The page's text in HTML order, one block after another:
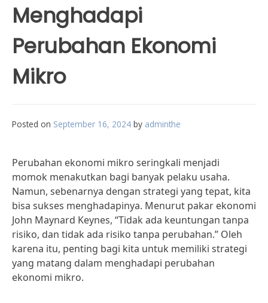
Menghadapi
Perubahan Ekonomi
Mikro
Posted on September 16, 2024 by adminthe
Perubahan ekonomi mikro seringkali menjadi
momok menakutkan bagi banyak pelaku usaha.
Namun, sebenarnya dengan strategi yang tepat, kita
bisa sukses menghadapinya. Menurut pakar ekonomi
John Maynard Keynes, “Tidak ada keuntungan tanpa
risiko, dan tidak ada risiko tanpa perubahan.” Oleh
karena itu, penting bagi kita untuk memiliki strategi
yang matang dalam menghadapi perubahan
ekonomi mikro.